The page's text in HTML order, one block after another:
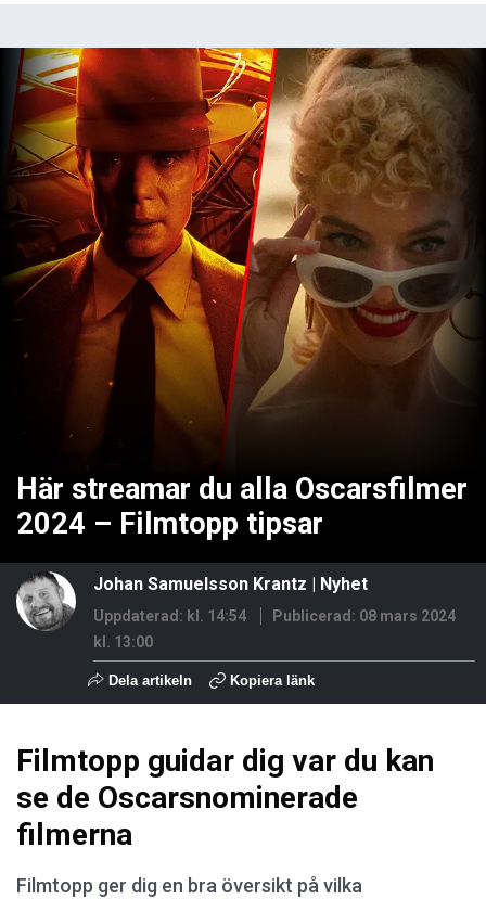
Här streamar du alla Oscarsfilmer
2024 – Filmtopp tipsar
Johan Samuelsson Krantz | Nyhet
Uppdaterad: kl. 14:54 Publicerad: 08 mars 2024
kl. 13:00
Dela artikeln Kopiera länk
Filmtopp guidar dig var du kan
se de Oscarsnominerade
filmerna
Filmtopp ger dig en bra översikt på vilka